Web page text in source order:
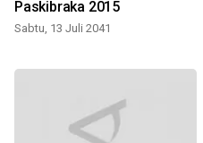
Paskibraka 2015
Sabtu, 13 Juli 2041